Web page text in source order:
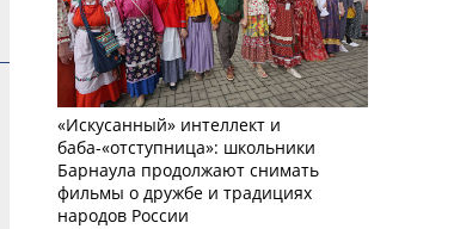
«Искусанный» интеллект и
баба-«отступница»: школьники
Барнаула продолжают снимать
фильмы о дружбе и традициях
народов России